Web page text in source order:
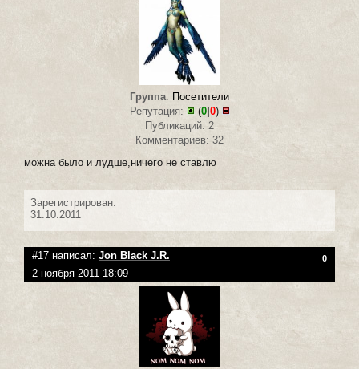
Группа: Посетители
Репутация:
(0|0)
Публикаций: 2
Комментариев: 32
можна было и лудше,ничего не ставлю
Зарегистрирован:
31.10.2011
#17 написал: Jon Black J.R. 0
2 ноября 2011 18:09